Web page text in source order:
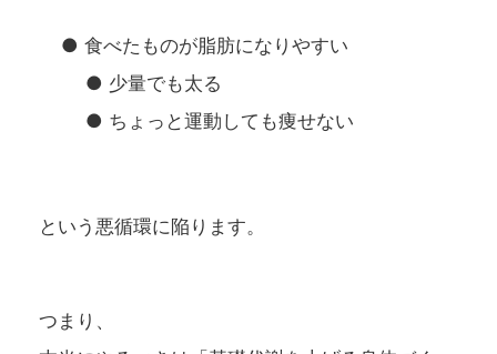
● 食べたものが脂肪になりやすい
● 少量でも太る
● ちょっと運動しても痩せない
という悪循環に陥ります。
つまり、